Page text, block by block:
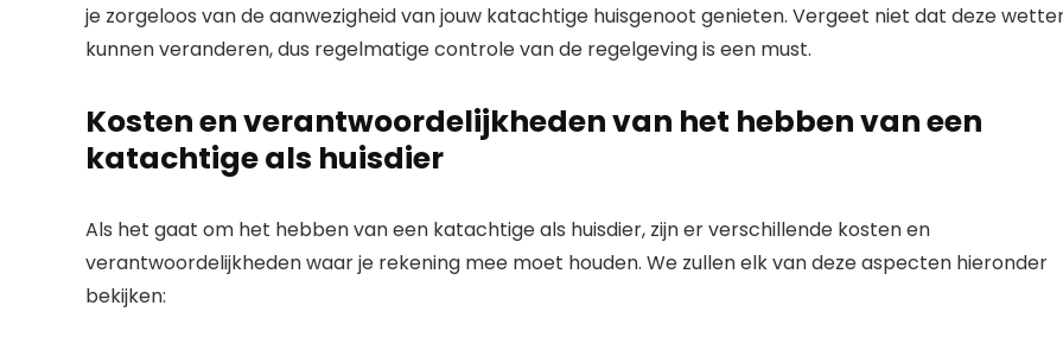
je zorgeloos van de aanwezigheid van jouw katachtige huisgenoot genieten. Vergeet niet dat deze
kunnen veranderen, dus regelmatige controle van de regelgeving is een must.
Kosten en verantwoordelijkheden van het hebben van een
katachtige als huisdier
Als het gaat om het hebben van een katachtige als huisdier, zijn er verschillende kosten en
verantwoordelijkheden waar je rekening mee moet houden. We zullen elk van deze aspecten hieronder
bekijken: